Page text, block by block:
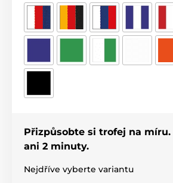
Přizpůsobte si trofej na míru.
ani 2 minuty.
Nejdříve vyberte variantu